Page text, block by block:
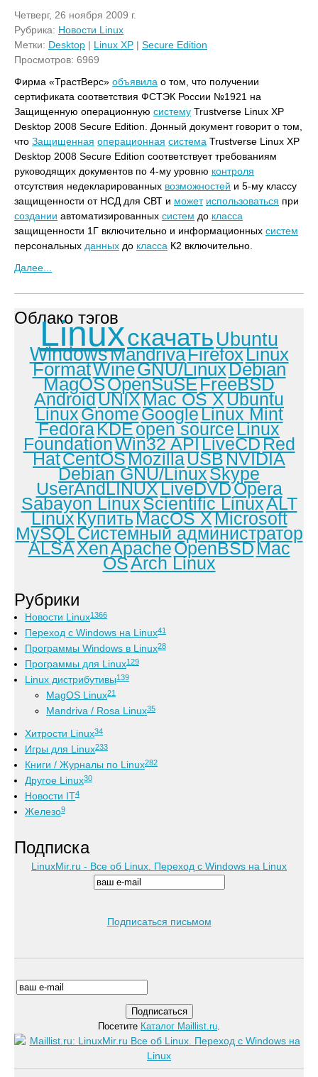
Четверг, 26 ноября 2009 г.
Рубрика: Новости Linux
Метки: Desktop | Linux XP | Secure Edition
Просмотров: 6969
Фирма «ТрастВерс» объявила о том, что получении
сертификата соответствия ФСТЭК России №1921 на
Защищенную операционную систему Trustverse Linux XP
Desktop 2008 Secure Edition. Донный документ говорит о том,
что Защищенная операционная система Trustverse Linux XP
Desktop 2008 Secure Edition соответствует требованиям
руководящих документов по 4-му уровню контроля
отсутствия недекларированных возможностей и 5-му классу
защищенности от НСД для СВТ и может использоваться при
создании автоматизированных систем до класса
защищенности 1Г включительно и информационных систем
персональных данных до класса К2 включительно.
Далее...
Облако тэгов
Linuxскачать Ubuntu
WindowsMandrivaFirefoxLinux
FormatWineGNU/LinuxDebian
MagOSOpenSuSEFreeBSD
AndroidUNIXMac OS XUbuntu
LinuxGnomeGoogleLinux Mint
FedoraKDEopen sourceLinux
FoundationWin32 APILiveCDRed
HatCentOSMozillaUSBNVIDIA
Debian GNU/LinuxSkype
UserAndLINUXLiveDVDOpera
Sabayon LinuxScientific LinuxALT
LinuxКупитьMacOS XMicrosoft
MySQLСистемный администратор
ALSAXenApacheOpenBSDMac
OSArch Linux
Рубрики
Новости Linux1366
Переход с Windows на Linux41
Программы Windows в Linux28
Программы для Linux129
Linux дистрибутивы139
MagOS Linux21
Mandriva / Rosa Linux35
Хитрости Linux34
Игры для Linux233
Книги / Журналы по Linux282
Другое Linux30
Новости IT4
Железо9
Подписка
LinuxMir.ru - Все об Linux. Переход с Windows на Linux
Подписаться письмом
Посетите Каталог Maillist.ru.